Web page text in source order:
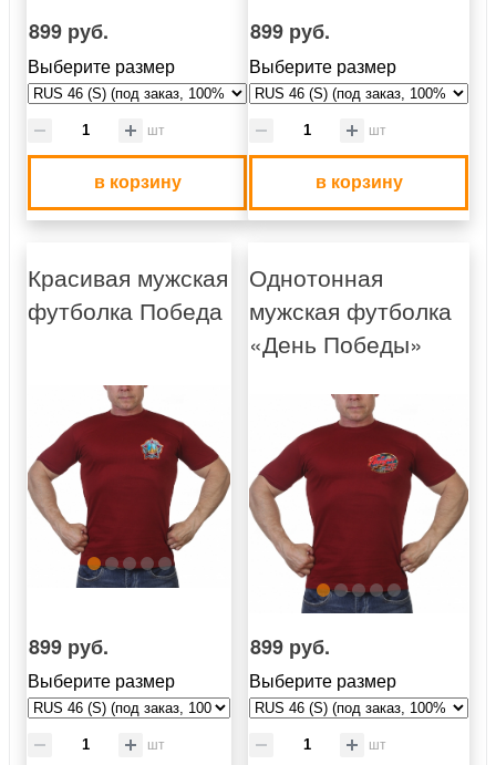
899 руб.
Выберите размер
шт
в корзину
899 руб.
Выберите размер
шт
в корзину
Красивая мужская
футболка Победа
899 руб.
Выберите размер
шт
Однотонная
мужская футболка
«День Победы»
899 руб.
Выберите размер
шт